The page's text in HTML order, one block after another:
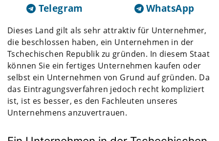
Telegram WhatsApp
Dieses Land gilt als sehr attraktiv für Unternehmer,
die beschlossen haben, ein Unternehmen in der
Tschechischen Republik zu gründen. In diesem Staat
können Sie ein fertiges Unternehmen kaufen oder
selbst ein Unternehmen von Grund auf gründen. Da
das Eintragungsverfahren jedoch recht kompliziert
ist, ist es besser, es den Fachleuten unseres
Unternehmens anzuvertrauen.